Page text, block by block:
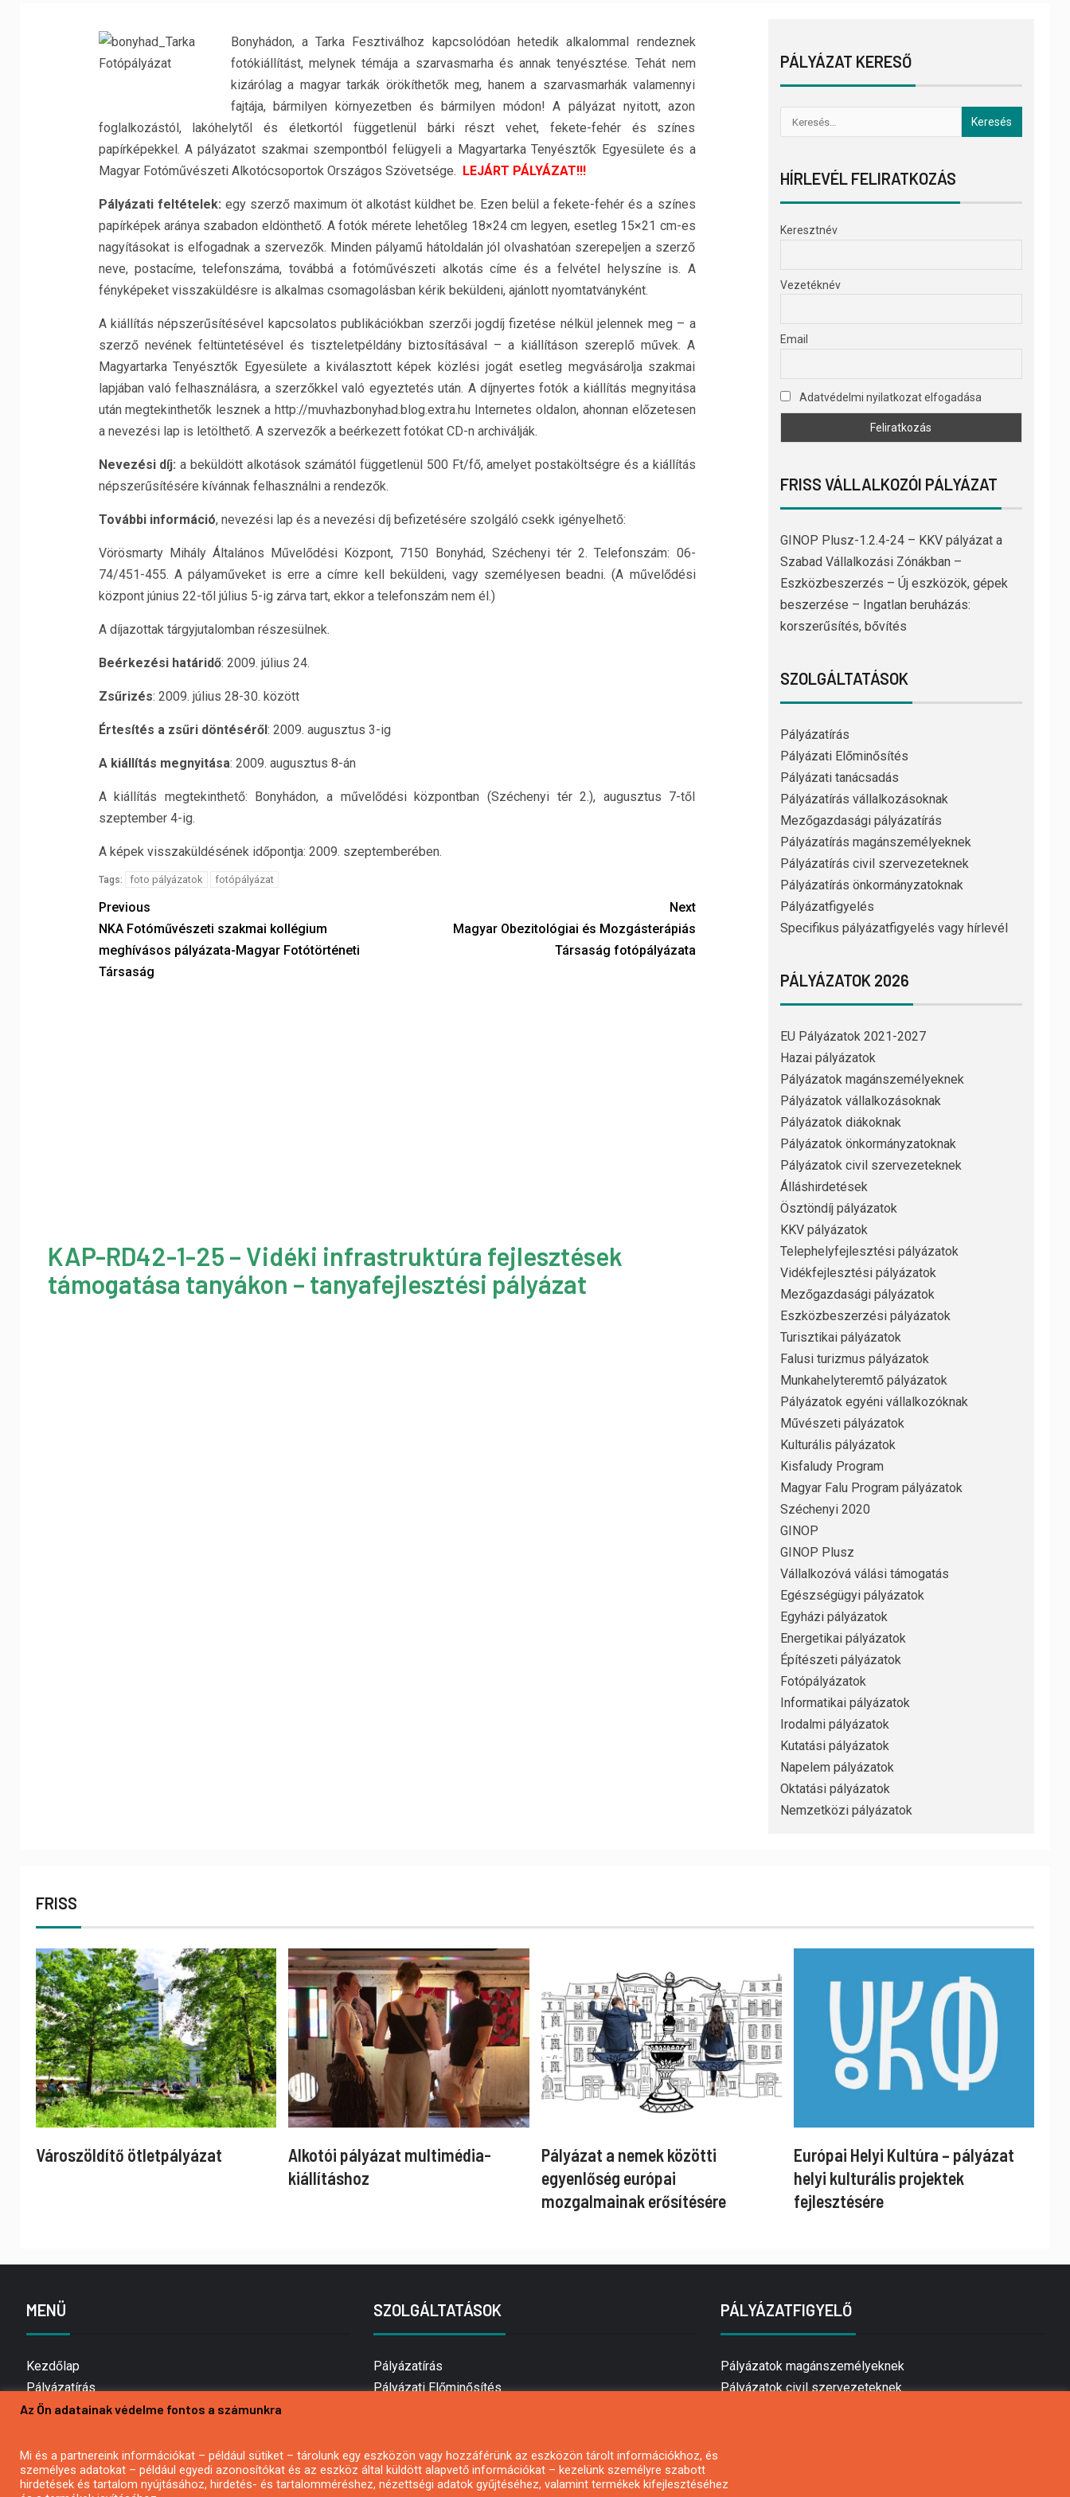
Bonyhádon, a Tarka Fesztiválhoz kapcsolódóan hetedik alkalommal rendeznek
fotókiállítást, melynek témája a szarvasmarha és annak tenyésztése. Tehát nem
kizárólag a magyar tarkák örökíthetők meg, hanem a szarvasmarhák valamennyi
fajtája, bármilyen környezetben és bármilyen módon! A pályázat nyitott, azon
foglalkozástól, lakóhelytől és életkortól függetlenül bárki részt vehet, fekete-fehér és színes
papírképekkel. A pályázatot szakmai szempontból felügyeli a Magyartarka Tenyésztők Egyesülete és a
Magyar Fotóművészeti Alkotócsoportok Országos Szövetsége. LEJÁRT PÁLYÁZAT!!!
Pályázati feltételek: egy szerző maximum öt alkotást küldhet be. Ezen belül a fekete-fehér és a színes
papírképek aránya szabadon eldönthető. A fotók mérete lehetőleg 18×24 cm legyen, esetleg 15×21 cm-es
nagyításokat is elfogadnak a szervezők. Minden pályamű hátoldalán jól olvashatóan szerepeljen a szerző
neve, postacíme, telefonszáma, továbbá a fotóművészeti alkotás címe és a felvétel helyszíne is. A
fényképeket visszaküldésre is alkalmas csomagolásban kérik beküldeni, ajánlott nyomtatványként.
A kiállítás népszerűsítésével kapcsolatos publikációkban szerzői jogdíj fizetése nélkül jelennek meg – a
szerző nevének feltüntetésével és tiszteletpéldány biztosításával – a kiállításon szereplő művek. A
Magyartarka Tenyésztők Egyesülete a kiválasztott képek közlési jogát esetleg megvásárolja szakmai
lapjában való felhasználásra, a szerzőkkel való egyeztetés után. A díjnyertes fotók a kiállítás megnyitása
után megtekinthetők lesznek a http://muvhazbonyhad.blog.extra.hu Internetes oldalon, ahonnan előzetesen
a nevezési lap is letölthető. A szervezők a beérkezett fotókat CD-n archiválják.
Nevezési díj:a beküldött alkotások számától függetlenül 500 Ft/fő, amelyet postaköltségre és a kiállítás
népszerűsítésére kívánnak felhasználni a rendezők.
További információ, nevezési lap és a nevezési díj befizetésére szolgáló csekk igényelhető:
Vörösmarty Mihály Általános Művelődési Központ, 7150 Bonyhád, Széchenyi tér 2. Telefonszám: 06-
74/451-455. A pályaműveket is erre a címre kell beküldeni, vagy személyesen beadni. (A művelődési
központ június 22-től július 5-ig zárva tart, ekkor a telefonszám nem él.)
A díjazottak tárgyjutalomban részesülnek.
Beérkezési határidő: 2009. július 24.
Zsűrizés: 2009. július 28-30. között
Értesítés a zsűri döntéséről: 2009. augusztus 3-ig
A kiállítás megnyitása: 2009. augusztus 8-án
A kiállítás megtekinthető: Bonyhádon, a művelődési központban (Széchenyi tér 2.), augusztus 7-től
szeptember 4-ig.
A képek visszaküldésének időpontja: 2009. szeptemberében.
Tags: foto pályázatok fotópályázat
Previous
NKA Fotóművészeti szakmai kollégium
meghívásos pályázata-Magyar Fotótörténeti
Társaság
Next
Magyar Obezitológiai és Mozgásterápiás
Társaság fotópályázata
KAP-RD42-1-25 – Vidéki infrastruktúra fejlesztések
támogatása tanyákon – tanyafejlesztési pályázat
PÁLYÁZAT KERESŐ
HÍRLEVÉL FELIRATKOZÁS
Keresztnév
Vezetéknév
Email
Adatvédelmi nyilatkozat elfogadása
FRISS VÁLLALKOZÓI PÁLYÁZAT
GINOP Plusz-1.2.4-24 – KKV pályázat a
Szabad Vállalkozási Zónákban –
Eszközbeszerzés – Új eszközök, gépek
beszerzése – Ingatlan beruházás:
korszerűsítés, bővítés
SZOLGÁLTATÁSOK
Pályázatírás
Pályázati Előminősítés
Pályázati tanácsadás
Pályázatírás vállalkozásoknak
Mezőgazdasági pályázatírás
Pályázatírás magánszemélyeknek
Pályázatírás civil szervezeteknek
Pályázatírás önkormányzatoknak
Pályázatfigyelés
Specifikus pályázatfigyelés vagy hírlevél
PÁLYÁZATOK 2026
EU Pályázatok 2021-2027
Hazai pályázatok
Pályázatok magánszemélyeknek
Pályázatok vállalkozásoknak
Pályázatok diákoknak
Pályázatok önkormányzatoknak
Pályázatok civil szervezeteknek
Álláshirdetések
Ösztöndíj pályázatok
KKV pályázatok
Telephelyfejlesztési pályázatok
Vidékfejlesztési pályázatok
Mezőgazdasági pályázatok
Eszközbeszerzési pályázatok
Turisztikai pályázatok
Falusi turizmus pályázatok
Munkahelyteremtő pályázatok
Pályázatok egyéni vállalkozóknak
Művészeti pályázatok
Kulturális pályázatok
Kisfaludy Program
Magyar Falu Program pályázatok
Széchenyi 2020
GINOP
GINOP Plusz
Vállalkozóvá válási támogatás
Egészségügyi pályázatok
Egyházi pályázatok
Energetikai pályázatok
Építészeti pályázatok
Fotópályázatok
Informatikai pályázatok
Irodalmi pályázatok
Kutatási pályázatok
Napelem pályázatok
Oktatási pályázatok
Nemzetközi pályázatok
FRISS
Városzöldítő ötletpályázat
Alkotói pályázat multimédia-
kiállításhoz
Pályázat a nemek közötti
egyenlőség európai
mozgalmainak erősítésére
Európai Helyi Kultúra – pályázat
helyi kulturális projektek
fejlesztésére
MENÜ
Kezdőlap
Pályázatírás
Bemutatkozás
Hírlevél feliratkozás
Impresszum
SZOLGÁLTATÁSOK
Pályázatírás
Pályázati Előminősítés
Mezőgazdasági pályázatírás
Pályázatírás magánszemélyeknek
PÁLYÁZATFIGYELŐ
Pályázatok magánszemélyeknek
Pályázatok civil szervezeteknek
Az Ön adatainak védelme fontos a számunkra
Mi és a partnereink információkat – például sütiket – tárolunk egy eszközön vagy hozzáférünk az eszközön tárolt információkhoz, és
személyes adatokat – például egyedi azonosítókat és az eszköz által küldött alapvető információkat – kezelünk személyre szabott
hirdetések és tartalom nyújtásához, hirdetés- és tartalomméréshez, nézettségi adatok gyűjtéséhez, valamint termékek kifejlesztéséhez